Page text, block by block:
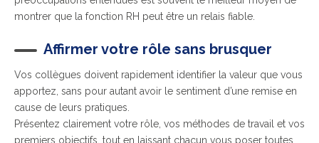
montrer que la fonction RH peut être un relais fiable.
Affirmer votre rôle sans brusquer
Vos collègues doivent rapidement identifier la valeur que vous
apportez, sans pour autant avoir le sentiment d’une remise en
cause de leurs pratiques.
Présentez clairement votre rôle, vos méthodes de travail et vos
premiers objectifs, tout en laissant chacun vous poser toutes